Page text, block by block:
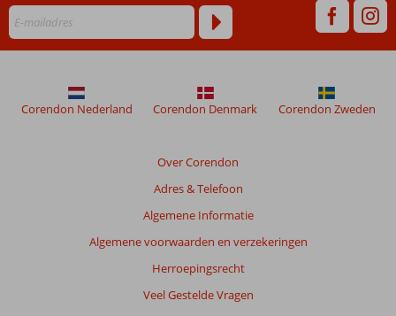
Over Corendon
Adres & Telefoon
Algemene Informatie
Algemene voorwaarden en verzekeringen
Herroepingsrecht
Veel Gestelde Vragen
Corendon Nederland Corendon Denmark Corendon Zweden